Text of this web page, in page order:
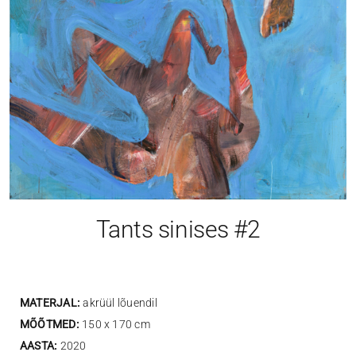
Tants sinises #2
MATERJAL: akrüül lõuendil
MÕÕTMED: 150 x 170 cm
AASTA: 2020